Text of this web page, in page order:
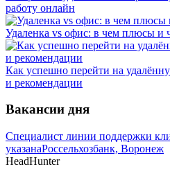
работу онлайн
Удаленка vs офис: в чем плюсы и
Как успешно перейти на
и рекомендации
Вакансии дня
Специалист линии поддержки
указанаРоссельхозбанк, Воронеж
HeadHunter